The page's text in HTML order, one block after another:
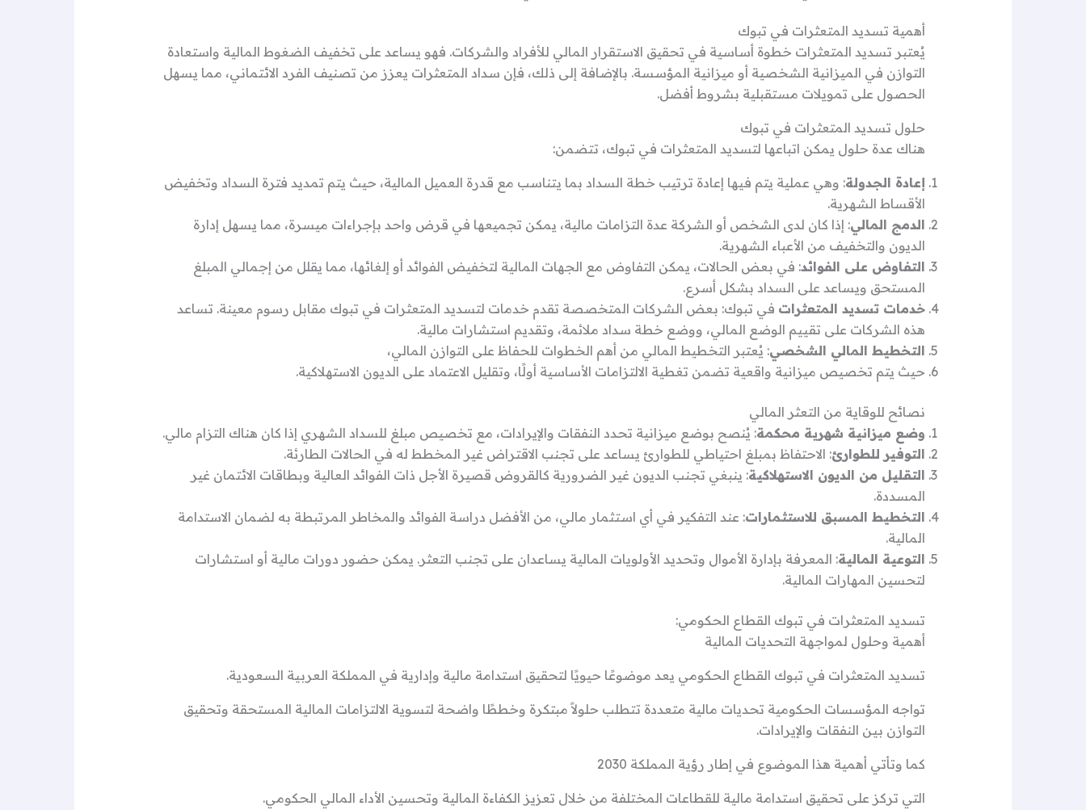
أهمية تسديد المتعثرات في تبوك
يُعتبر تسديد المتعثرات خطوة أساسية في تحقيق الاستقرار المالي للأفراد والشركات. فهو يساعد على تخفيف الضغوط المالية واستعادة
التوازن في الميزانية الشخصية أو ميزانية المؤسسة. بالإضافة إلى ذلك، فإن سداد المتعثرات يعزز من تصنيف الفرد الائتماني، مما يسهل
الحصول على تمويلات مستقبلية بشروط أفضل.
حلول تسديد المتعثرات في تبوك
هناك عدة حلول يمكن اتباعها لتسديد المتعثرات في تبوك، تتضمن:
إعادة الجدولة: وهي عملية يتم فيها إعادة ترتيب خطة السداد بما يتناسب مع قدرة العميل المالية، حيث يتم تمديد فترة السداد وتخفيض
الأقساط الشهرية.
الدمج المالي: إذا كان لدى الشخص أو الشركة عدة التزامات مالية، يمكن تجميعها في قرض واحد بإجراءات ميسرة، مما يسهل إدارة
الديون والتخفيف من الأعباء الشهرية.
التفاوض على الفوائد: في بعض الحالات، يمكن التفاوض مع الجهات المالية لتخفيض الفوائد أو إلغائها، مما يقلل من إجمالي المبلغ
المستحق ويساعد على السداد بشكل أسرع.
خدمات تسديد المتعثرات في تبوك: بعض الشركات المتخصصة تقدم خدمات لتسديد المتعثرات في تبوك مقابل رسوم معينة. تساعد
هذه الشركات على تقييم الوضع المالي، ووضع خطة سداد ملائمة، وتقديم استشارات مالية.
التخطيط المالي الشخصي: يُعتبر التخطيط المالي من أهم الخطوات للحفاظ على التوازن المالي،
حيث يتم تخصيص ميزانية واقعية تضمن تغطية الالتزامات الأساسية أولًا، وتقليل الاعتماد على الديون الاستهلاكية.
نصائح للوقاية من التعثر المالي
وضع ميزانية شهرية محكمة: يُنصح بوضع ميزانية تحدد النفقات والإيرادات، مع تخصيص مبلغ للسداد الشهري إذا كان هناك التزام مالي.
التوفير للطوارئ: الاحتفاظ بمبلغ احتياطي للطوارئ يساعد على تجنب الاقتراض غير المخطط له في الحالات الطارئة.
التقليل من الديون الاستهلاكية: ينبغي تجنب الديون غير الضرورية كالقروض قصيرة الأجل ذات الفوائد العالية وبطاقات الائتمان غير
المسددة.
التخطيط المسبق للاستثمارات: عند التفكير في أي استثمار مالي، من الأفضل دراسة الفوائد والمخاطر المرتبطة به لضمان الاستدامة
المالية.
التوعية المالية: المعرفة بإدارة الأموال وتحديد الأولويات المالية يساعدان على تجنب التعثر. يمكن حضور دورات مالية أو استشارات
لتحسين المهارات المالية.
تسديد المتعثرات في تبوك القطاع الحكومي:
أهمية وحلول لمواجهة التحديات المالية
تسديد المتعثرات في تبوك القطاع الحكومي يعد موضوعًا حيويًا لتحقيق استدامة مالية وإدارية في المملكة العربية السعودية.
تواجه المؤسسات الحكومية تحديات مالية متعددة تتطلب حلولاً مبتكرة وخططًا واضحة لتسوية الالتزامات المالية المستحقة وتحقيق
التوازن بين النفقات والإيرادات.
كما وتأتي أهمية هذا الموضوع في إطار رؤية المملكة 2030
التي تركز على تحقيق استدامة مالية للقطاعات المختلفة من خلال تعزيز الكفاءة المالية وتحسين الأداء المالي الحكومي.